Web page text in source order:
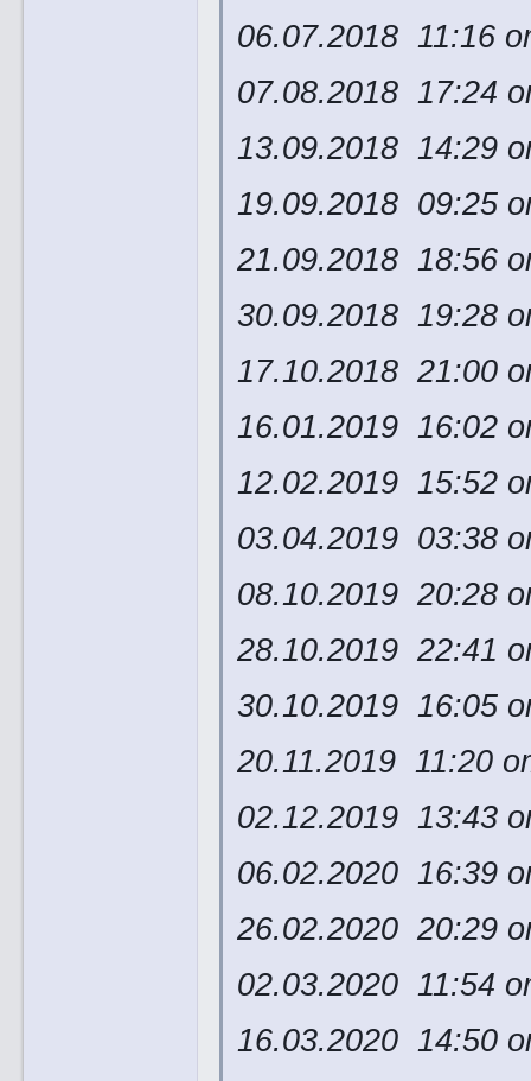
06.07.2018 11:16
07.08.2018 17:24
13.09.2018 14:29
19.09.2018 09:25
21.09.2018 18:56
30.09.2018 19:28
17.10.2018 21:00
16.01.2019 16:02
12.02.2019 15:52
03.04.2019 03:38
08.10.2019 20:28
28.10.2019 22:41
30.10.2019 16:05
20.11.2019 11:20
02.12.2019 13:43
06.02.2020 16:39
26.02.2020 20:29
02.03.2020 11:54
16.03.2020 14:50